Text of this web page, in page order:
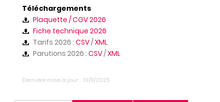
Téléchargements
Plaquette / CGV 2026
Fiche technique 2026
Tarifs 2026 : CSV/XML
Parutions 2026 : CSV/XML
Dernière mise à jour 19/11/2025